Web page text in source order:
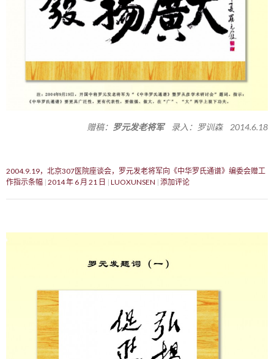
赠稿： 罗元发老将军录入：罗训森 2014.6.18
2004.9.19，北京307医院座谈会，罗元发老将军向《中华罗氏通谱》编委会赠工
作指示条幅 2014 年 6 月 21 日 LUOXUNSEN 添加评论